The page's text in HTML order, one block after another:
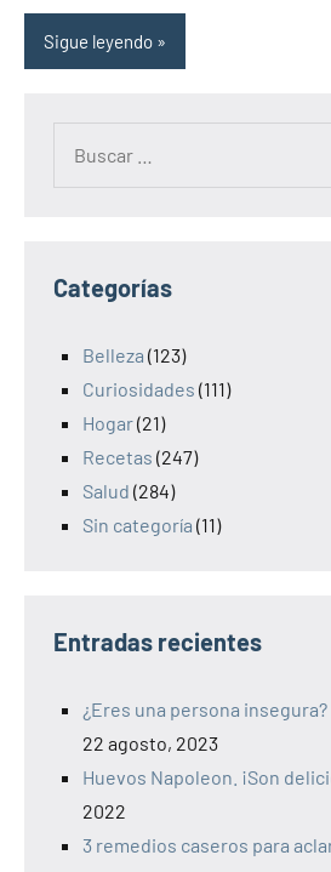
Sigue leyendo
Categorías
Belleza (123)
Curiosidades (111)
Hogar(21)
Recetas (247)
Salud (284)
Sin categoría (11)
Entradas recientes
¿Eres una persona
22 agosto, 2023
Huevos Napoleon. ¡Son
2022
3 remedios caseros para